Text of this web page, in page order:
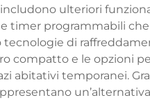
ulteriori
timer programmabili
di
compatto e le opzioni
abitativi temporanei.